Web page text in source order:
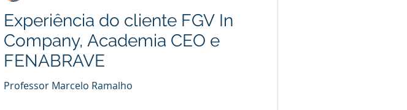
Experiência do cliente FGV In
Company, Academia CEO e
FENABRAVE
Professor Marcelo Ramalho